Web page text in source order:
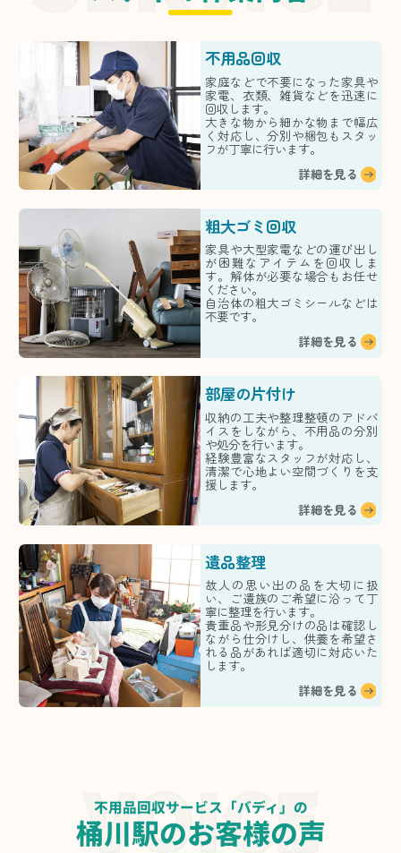
不用品回収
家庭などで不要になった家具や
家電、衣類、雑貨などを迅速に
回収します。
大きな物から細かな物まで幅広
く対応し、分別や梱包もスタッ
フが丁寧に行います。
詳細を見る
粗大ゴミ回収
家具や大型家電などの運び出し
が困難なアイテムを回収しま
す。解体が必要な場合もお任せ
ください。
自治体の粗大ゴミシールなどは
不要です。
詳細を見る
部屋の片付け
収納の工夫や整理整頓のアドバ
イスをしながら、不用品の分別
や処分を行います。
経験豊富なスタッフが対応し、
清潔で心地よい空間づくりを支
援します。
詳細を見る
遺品整理
故人の思い出の品を大切に扱
い、ご遺族のご希望に沿って丁
寧に整理を行います。
貴重品や形見分けの品は確認し
ながら仕分けし、供養を希望さ
れる品があれば適切に対応いた
します。
詳細を見る
不用品回収サービス「バディ」の
桶川駅のお客様の声